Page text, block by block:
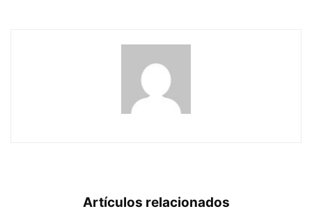
Artículos relacionados